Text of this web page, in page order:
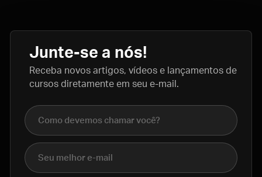
Junte-se a nós!
Receba novos artigos, vídeos e lançamentos de
cursos diretamente em seu e-mail.
Nome completo
E-mail